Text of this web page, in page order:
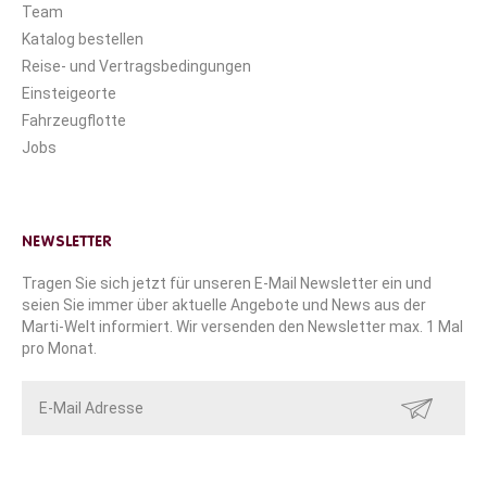
Team
Katalog bestellen
Reise- und Vertragsbedingungen
Einsteigeorte
Fahrzeugflotte
Jobs
NEWSLETTER
Tragen Sie sich jetzt für unseren E-Mail Newsletter ein und
seien Sie immer über aktuelle Angebote und News aus der
Marti-Welt informiert. Wir versenden den Newsletter max. 1 Mal
pro Monat.
SENDEN